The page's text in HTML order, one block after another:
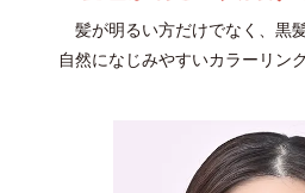
髪が明るい方だけでなく、黒
自然になじみやすいカラーリン